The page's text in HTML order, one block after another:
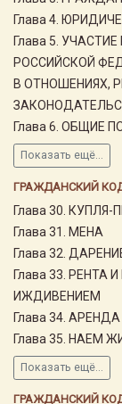
Глава 4.
Глава 5.
РОССИЙСКОЙ
В ОТНОШЕНИЯХ,
Глава 6. ОБЩИЕ
Показать ещё...
ГРАЖДАНСКИЙ
Глава 30.
Глава 31. МЕНА
Глава 32.
Глава 33.
ИЖДИВЕНИЕМ
Глава 34. АРЕНДА
Глава 35. НАЕМ
Показать ещё...
ГРАЖДАНСКИЙ